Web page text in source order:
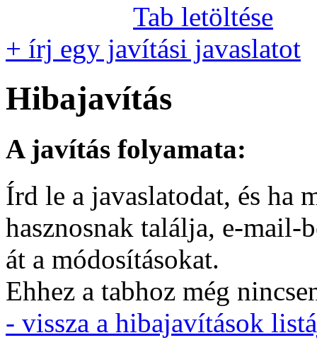
Tab letöltése
+ írj egy javítási javaslatot
Hibajavítás
A javítás folyamata:
Írd le a javaslatodat, és ha
hasznosnak találja, e-mail-
át a módosításokat.
Ehhez a tabhoz még
- vissza a hibajavítások